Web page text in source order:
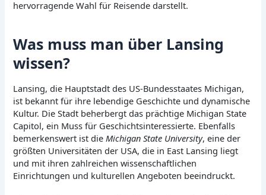
hervorragende Wahl für Reisende darstellt.
Was muss man über Lansing
wissen?
Lansing, die Hauptstadt des US-Bundesstaates Michigan,
ist bekannt für ihre lebendige Geschichte und dynamische
Kultur. Die Stadt beherbergt das prächtige Michigan State
Capitol, ein Muss für Geschichtsinteressierte. Ebenfalls
bemerkenswert ist dieMichigan State University, eine der
größten Universitäten der USA, die in East Lansing liegt
und mit ihren zahlreichen wissenschaftlichen
Einrichtungen und kulturellen Angeboten beeindruckt.